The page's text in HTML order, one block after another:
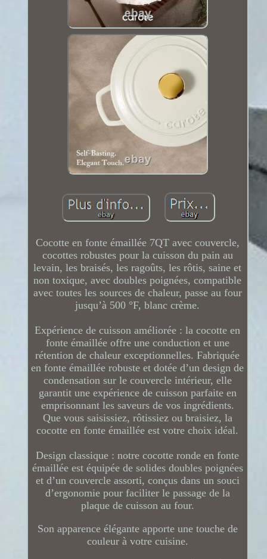
Cocotte en fonte émaillée 7QT avec couvercle,
cocottes robustes pour la cuisson du pain au
levain, les braisés, les ragoûts, les rôtis, saine et
non toxique, avec doubles poignées, compatible
avec toutes les sources de chaleur, passe au four
jusqu’à 500 °F, blanc crème.
Expérience de cuisson améliorée : la cocotte en
fonte émaillée offre une conduction et une
rétention de chaleur exceptionnelles. Fabriquée
en fonte émaillée robuste et dotée d’un design de
condensation sur le couvercle intérieur, elle
garantit une expérience de cuisson parfaite en
emprisonnant les saveurs de vos ingrédients.
Que vous saisissiez, rôtissiez ou braisiez, la
cocotte en fonte émaillée est votre choix idéal.
Design classique : notre cocotte ronde en fonte
émaillée est équipée de solides doubles poignées
et d’un couvercle assorti, conçus dans un souci
d’ergonomie pour faciliter le passage de la
plaque de cuisson au four.
Son apparence élégante apporte une touche de
couleur à votre cuisine.